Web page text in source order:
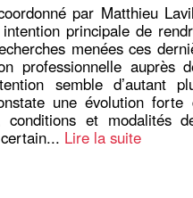
par Matthieu
principale de
menées ces
professionnelle auprès
semble d’autant
une évolution forte
et modalités
Lire la suite